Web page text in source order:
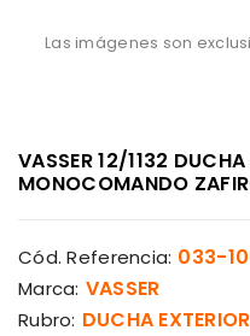
Las imágenes son
VASSER 12/1132 DUCHA
MONOCOMANDO
Cód. Referencia: 033-
Marca: VASSER
Rubro: DUCHA